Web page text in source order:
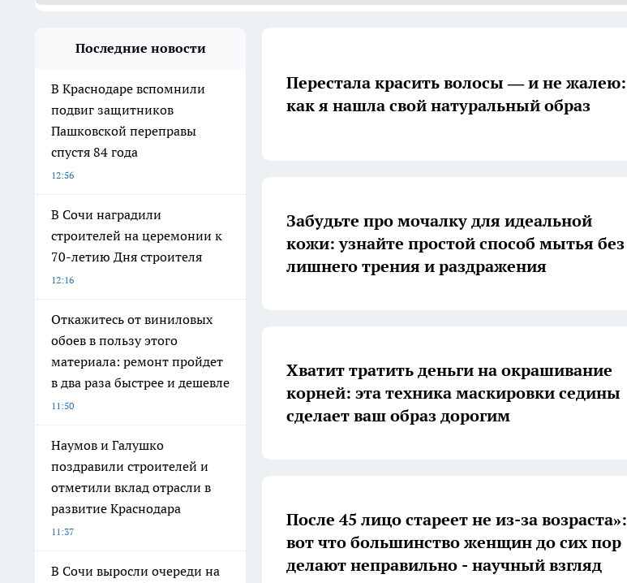
Последние новости
В Краснодаре вспомнили
подвиг защитников
Пашковской переправы
спустя 84 года
12:56
В Сочи наградили
строителей на церемонии к
70-летию Дня строителя
12:16
Откажитесь от виниловых
обоев в пользу этого
материала: ремонт пройдет
в два раза быстрее и дешевле
11:50
Наумов и Галушко
поздравили строителей и
отметили вклад отрасли в
развитие Краснодара
11:37
В Сочи выросли очереди на
Перестала красить волосы — и не жалею:
как я нашла свой натуральный образ
Забудьте про мочалку для идеальной
кожи: узнайте простой способ мытья без
лишнего трения и раздражения
Хватит тратить деньги на окрашивание
корней: эта техника маскировки седины
сделает ваш образ дорогим
После 45 лицо стареет не из-за возраста»:
вот что большинство женщин до сих пор
делают неправильно - научный взгляд